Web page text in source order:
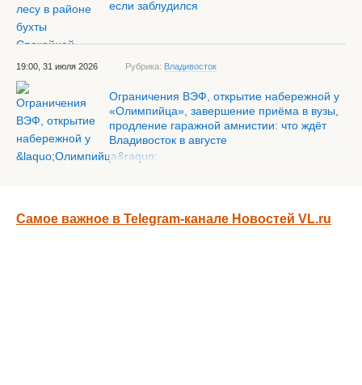
если заблудился
19:00, 31 июля 2026 Рубрика: Владивосток
Ограничения ВЭФ, открытие набережной у
«Олимпийца», завершение приёма в вузы,
продление гаражной амнистии: что ждёт
Владивосток в августе
Самое важное в Telegram-канале Новостей VL.ru